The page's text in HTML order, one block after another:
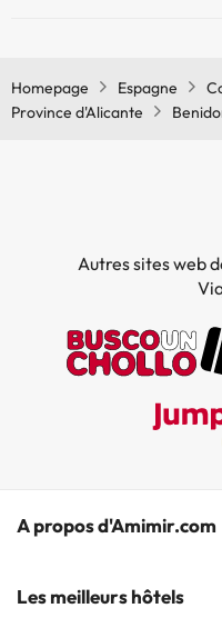
Homepage Espagne
Province d'Alicante
Autres sites web
A propos d'Amimir.com
Notre équipe
Les meilleurs hôtels